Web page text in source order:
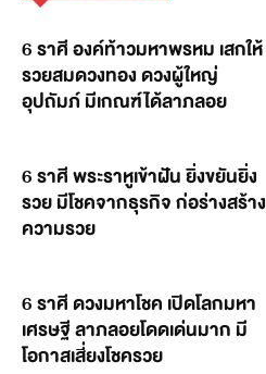
6 ราศี องค์ท้าวมหาพรหม เสกให้
รวยสมดวงทอง ดวงผู้ใหญ่
อุปถัมภ์ มีเกณฑ์ได้ลาภลอย
6 ราศี พระราหูเข้าฝัน ยิ่งขยันยิ่ง
รวย มีโชคจากธุรกิจ ก่อร่างสร้าง
ความรวย
6 ราศี ดวงมหาโชค เปิดโลกมหา
เศรษฐี ลาภลอยโดดเด่นมาก มี
โอกาสเสี่ยงโชครวย